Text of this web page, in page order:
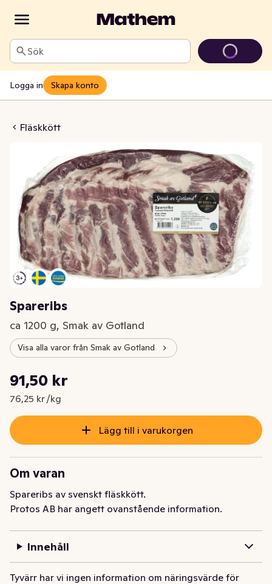
Sök
Logga in Skapa konto
Fläskkött
Spareribs
ca 1200 g, Smak av Gotland
Visa alla varor från Smak av Gotland
Nuvarande pris är: 91,50 kr
91,50 kr
76,25 kr /kg
Styckpris: 76,25 kr /kg
Lägg till i varukorgen
Om varan
Spareribs av svenskt fläskkött.
Protos AB har angett ovanstående information.
Innehåll
Tyvärr har vi ingen information om näringsvärde för